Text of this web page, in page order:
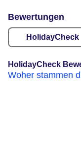
Bewertungen
HolidayCheck
HolidayCheck
Woher stammen